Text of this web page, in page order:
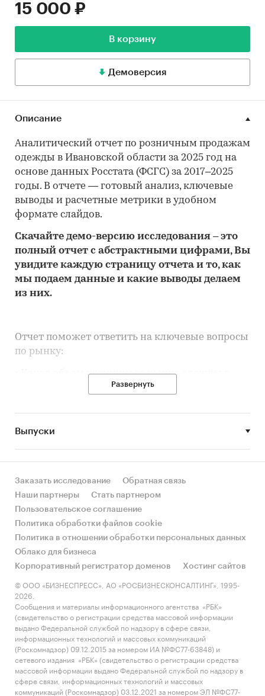
15 000 ₽
В корзину
Демоверсия
Описание
Аналитический отчет по розничным продажам
одежды в Ивановской области за 2025 год на
основе данных Росстата (ФСГС) за 2017–2025
годы. В отчете — готовый анализ, ключевые
выводы и расчетные метрики в удобном
формате слайдов.
Скачайте демо-версию исследования – это
полный отчет с абстрактными цифрами, Вы
увидите каждую страницу отчета и то,как
мы подаем данные и какие выводы делаем
из них.
Отчет поможет ответить на ключевые вопросы
по рынку:
• Каков объем розничного рынка одежды в
Ивановской области, много это или мало по
за счет реального спроса или за счет
инфляции? Как соотносятся рост и падение с
• Какое место регион занимает в России и в
своем федеральном округе по объему продаж
и по продажам на душу населения?
• К какому сегменту можно отнести рынок по
размеру и темпом роста (малый/крупный, с
опережающей динамикой/с отстающей
динамикой) в стратегической перспективе и в
текущей ситуации? Меняются ли позиции
региона с течением времени?
• Насколько рынок насыщен и какой у региона
потенциал роста, если сравнить его с
регионами со схожими доходами, со схожей
долей расходов на одежда и с соседними
регионами?
Развернуть
Выпуски
Заказать исследование
Обратная связь
Наши партнеры
Стать партнером
Пользовательское соглашение
Политика обработки файлов cookie
Политика в отношении обработки персональных данных
Облако для бизнеса
Корпоративный регистратор доменов
Хостинг сайтов
© ООО «БИЗНЕСПРЕСС», АО «РОСБИЗНЕСКОНСАЛТИНГ», 1995-
2026.
Сообщения и материалы информационного агентства «РБК»
(свидетельство о регистрации средства массовой информации
выдано Федеральной службой по надзору в сфере связи,
информационных технологий и массовых коммуникаций
(Роскомнадзор) 09.12.2015 за номером ИА №ФС77-63848) и
сетевого издания «РБК» (свидетельство о регистрации средства
массовой информации выдано Федеральной службой по надзору в
сфере связи, информационных технологий и массовых
коммуникаций (Роскомнадзор) 03.12.2021 за номером ЭЛ №ФС77-